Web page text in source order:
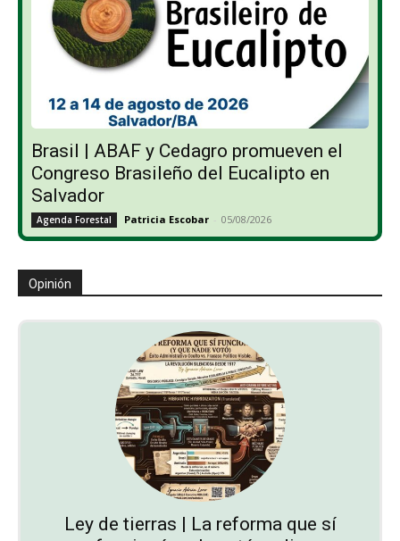
Brasil | ABAF y Cedagro promueven el
Congreso Brasileño del Eucalipto en
Salvador
Agenda Forestal Patricia Escobar - 05/08/2026
Opinión
Ley de tierras | La reforma que sí